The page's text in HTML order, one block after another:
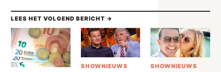
LEES HET VOLGEND BERICHT →
SHOWNIEUWS SHOWNIEUWS